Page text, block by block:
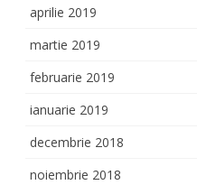
aprilie 2019
martie 2019
februarie 2019
ianuarie 2019
decembrie 2018
noiembrie 2018